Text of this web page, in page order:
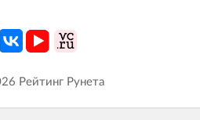
Рейтинг Рунета